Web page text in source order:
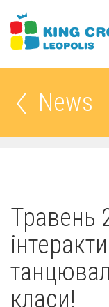
News
Травень
класи!